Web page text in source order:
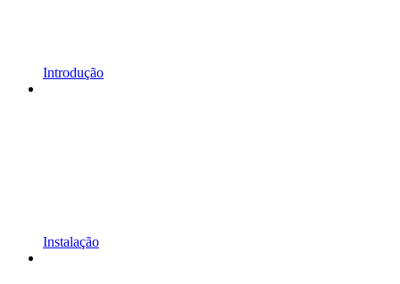
Introdução
Instalação